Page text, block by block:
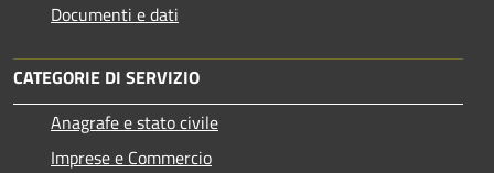
Documenti e dati
CATEGORIE DI SERVIZIO
Anagrafe e stato civile
Imprese e Commercio